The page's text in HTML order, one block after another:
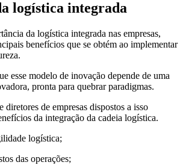
logística integrada
da logística integrada nas empresas,
benefícios que se obtém ao implementar
esse modelo de inovação depende de uma
pronta para quebrar paradigmas.
diretores de empresas dispostos a isso
da integração da cadeia logística.
logística;
das operações;